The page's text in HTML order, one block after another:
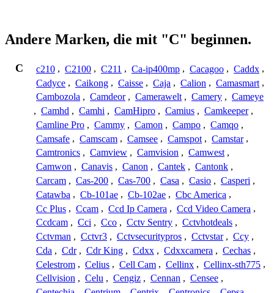
Andere Marken, die mit "C" beginnen.
C c210 , C2100 , C211 , Ca-ip400mp , Cacagoo , Caddx ,
Cadyce , Caikong , Caisse , Caja , Calion , Camasmart ,
Cambozola , Camdeor , Camerawelt , Camery , Cameye
, Camhd , Camhi , CamHipro , Camius , Camkeeper ,
Camline Pro , Cammy , Camon , Campo , Camqo ,
Camsafe , Camscam , Camsee , Camspot , Camstar ,
Camtronics , Camview , Camvision , Camwest ,
Camwon , Canavis , Canon , Cantek , Cantonk ,
Carcam , Cas-200 , Cas-700 , Casa , Casio , Casperi ,
Catawba , Cb-101ae , Cb-102ae , Cbc America ,
Cc Plus , Ccam , Ccd Ip Camera , Ccd Video Camera ,
Ccdcam , Cci , Cco , Cctv Sentry , Cctvhotdeals ,
Cctvman , Cctvr3 , Cctvsecuritypros , Cctvstar , Ccy ,
Cda , Cdr , Cdr King , Cdxx , Cdxxcamera , Cechas ,
Celestrom , Celius , Cell Cam , Cellinx , Cellinx-sth775 ,
Cellvision , Celu , Cengiz , Cennan , Censee ,